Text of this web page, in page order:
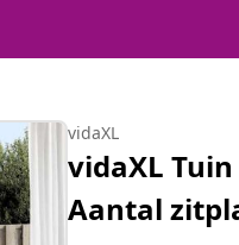
vidaXL
vidaXL Tuin
Aantal